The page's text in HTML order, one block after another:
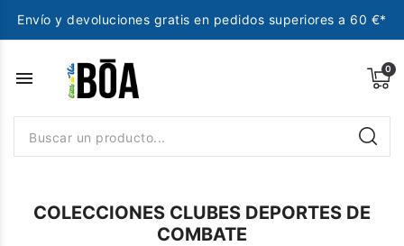
Envío y devoluciones gratis en pedidos superiores a 60 €*
menu
COLECCIONES CLUBES DEPORTES DE
COMBATE